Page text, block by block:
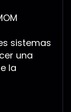
sistemas
una
la